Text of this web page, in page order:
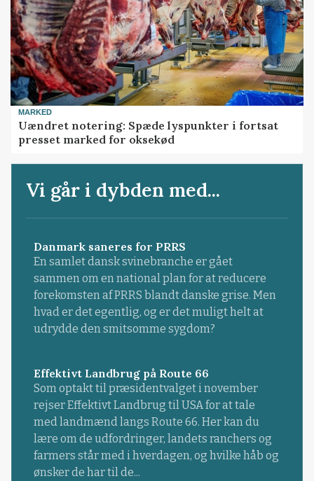
MARKED
Uændret notering: Spæde lyspunkter i fortsat
presset marked for oksekød
Vi går i dybden med...
Danmark saneres for PRRS
En samlet dansk svinebranche er gået
sammen om en national plan for at reducere
forekomsten af PRRS blandt danske grise. Men
hvad er det egentlig, og er det muligt helt at
udrydde den smitsomme sygdom?
Effektivt Landbrug på Route 66
Som optakt til præsidentvalget i november
rejser Effektivt Landbrug til USA for at tale
med landmænd langs Route 66. Her kan du
lære om de udfordringer, landets ranchers og
farmers står med i hverdagen, og hvilke håb og
ønsker de har til de...